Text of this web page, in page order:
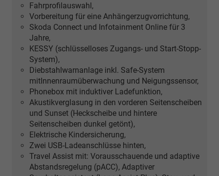
Fahrprofilauswahl,
Vorbereitung für eine Anhängerzugvorrichtung,
Skoda Connect und Infotainment Online für 3
Jahre,
KESSY (schlüsselloses Zugangs- und Start-Stopp-
System),
Diebstahlwarnanlage inkl. Safe-System
mitInnenraumüberwachung und Neigungssensor,
Phonebox mit induktiver Ladefunktion,
Akustikverglasung in den vorderen Seitenscheiben
und Sunset (Heckscheibe und hintere
Seitenscheiben dunkel getönt),
Elektrische Kindersicherung,
Zwei USB-Ladeanschlüsse hinten,
Travel Assist mit: Vorausschauende und adaptive
Abstandsregelung (pACC), Adaptiver